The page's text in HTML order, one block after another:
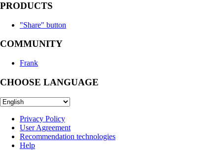
PRODUCTS
"Share" button
COMMUNITY
Frank
CHOOSE LANGUAGE
Privacy Policy
User Agreement
Recommendation technologies
Help